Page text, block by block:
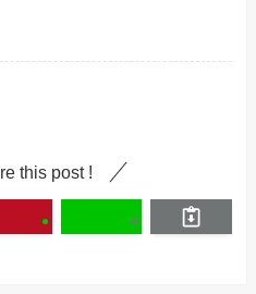
this post !